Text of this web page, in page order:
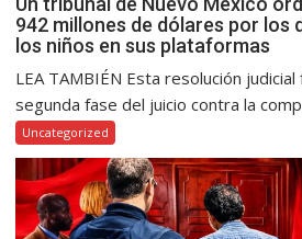
942 millones de dólares por los
los niños en sus plataformas
LEA TAMBIÉN Esta resolución
segunda fase del juicio contra la
Uncategorized